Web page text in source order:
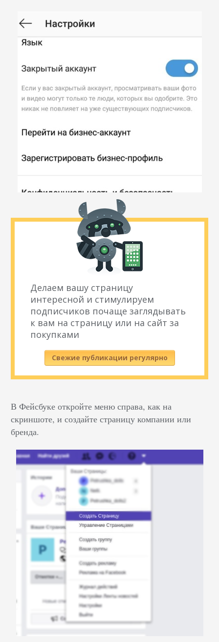
Делаем вашу страницу
интересной и стимулируем
подписчиков почаще заглядывать
к вам на страницу или на сайт за
покупками
Свежие публикации регулярно
В Фейсбуке откройте меню справа, как на
скриншоте, и создайте страницу компании или
бренда.